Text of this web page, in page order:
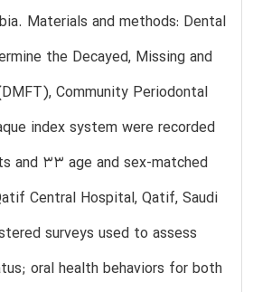
Materials and methods: Dental
the Decayed, Missing and
Community Periodontal
index system were recorded
and 33 age and sex-matched
Central Hospital, Qatif, Saudi
surveys used to assess
oral health behaviors for both